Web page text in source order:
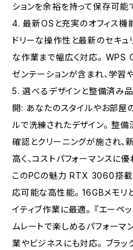
ションを余裕を持って保存可能
4. 最新OSと充実のオフィス
ドリーな操作性と最新のセキュ
な作業まで幅広く対応。 WPS
ゼンテーションが含まれ、学習
5. 選べるデザインと整備済み
開: あなたのスタイルやお部屋
ルで洗練されたデザイン。 整
確認とクリーニングが施され
高く、コストパフォーマンスに優
このPCの魅力 RTX 3060搭載
応可能な高性能。 16GBメモリ
イティブ作業に最適。 『エーペッ
ムレートで楽しめるパフォー
業やビジネスにも対応。 ブラッ